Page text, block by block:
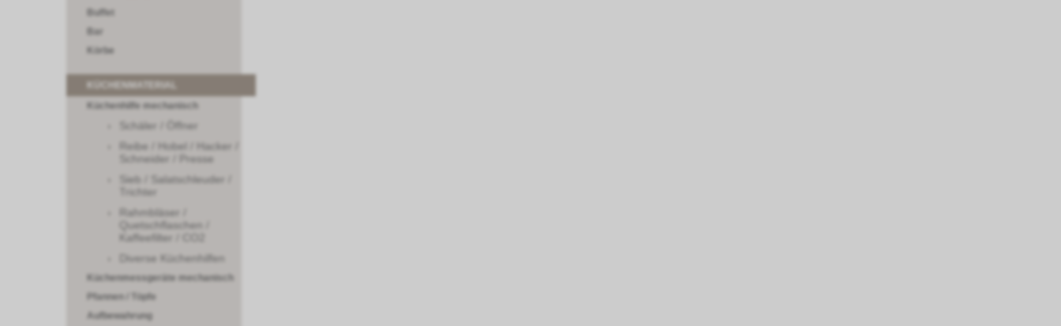
Buffet
Bar
Körbe
KÜCHENMATERIAL
Küchenhilfe mechanisch
Schäler / Öffner
Reibe / Hobel / Hacker /
Schneider / Presse
Sieb / Salatschleuder /
Trichter
Rahmbläser /
Quetschflaschen /
Kaffeefilter / CO2
Diverse Küchenhilfen
Küchenmessgeräte mechanisch
Pfannen / Töpfe
Aufbewahrung